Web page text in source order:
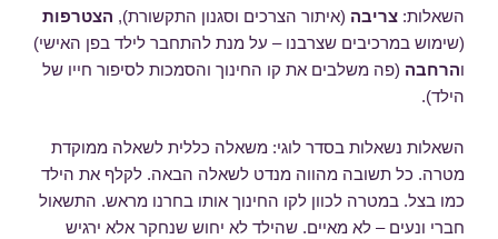
השאלות: צריבה (איתור הצרכים וסגנון התקשורת), הצטרפות
(שימוש במרכיבים שצרבנו – על מנת להתחבר לילד בפן האישי)
והרחבה (פה משלבים את קו החינוך והסמכות לסיפור חייו של
הילד).
השאלות נשאלות בסדר לוגי: משאלה כללית לשאלה ממוקדת
מטרה. כל תשובה מהווה מנדט לשאלה הבאה. לקלף את הילד
כמו בצל. במטרה לכוון לקו החינוך אותו בחרנו מראש. התשאול
חברי ונעים – לא מאיים. שהילד לא יחוש שנחקר אלא ירגיש